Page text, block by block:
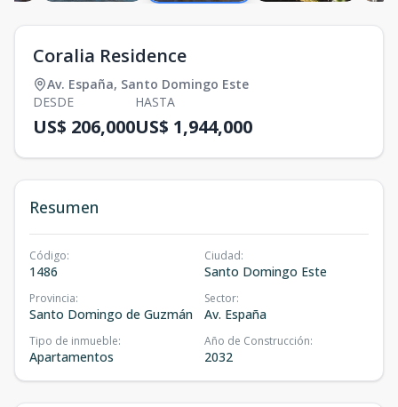
Coralia Residence
Av. España, Santo Domingo Este
DESDE
US$ 206,000
HASTA
US$ 1,944,000
Resumen
Código:
1486
Ciudad:
Santo Domingo Este
Provincia:
Santo Domingo de Guzmán
Sector:
Av. España
Tipo de inmueble:
Apartamentos
Año de Construcción:
2032